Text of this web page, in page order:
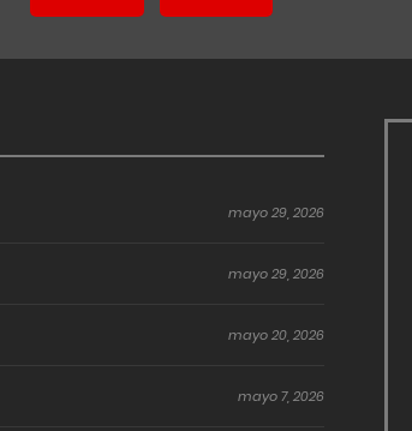
mayo 29, 2026
mayo 29, 2026
mayo 20, 2026
mayo 7, 2026